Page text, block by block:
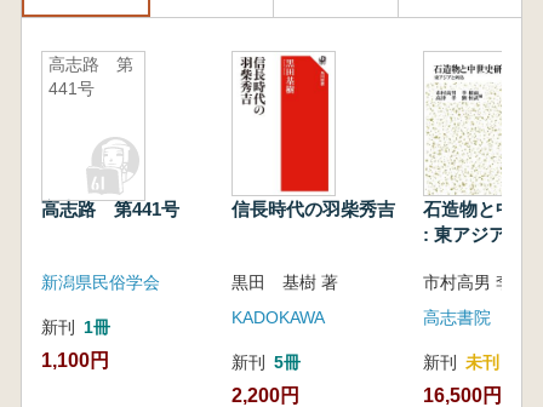
高志路 第
441号
高志路 第441号
新潟県民俗学会
新刊 1冊
1,100円
信長時代の羽柴秀吉
黒田 基樹 著
KADOKAWA
新刊 5冊
2,200円
石造物と中世
: 東アジアと
高志書院
新刊 未刊
16,500円